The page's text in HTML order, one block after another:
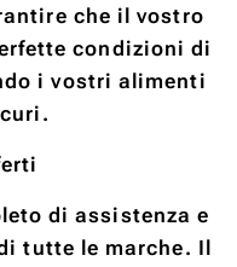
che il vostro
condizioni di
i vostri alimenti
di assistenza e
tutte le marche. Il